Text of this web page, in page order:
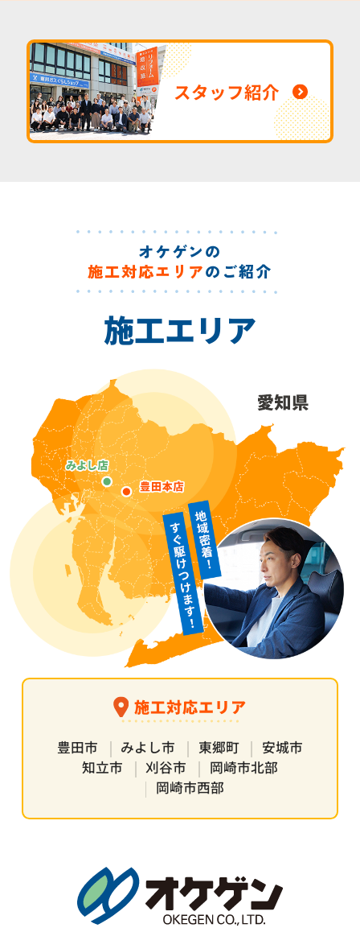
スタッフ紹介
オケゲンの
施工対応エリアのご紹介
施工エリア
施工対応エリア
豊田市 みよし市 東郷町
安城市
知立市
刈谷市
岡崎市北部
岡崎市西部